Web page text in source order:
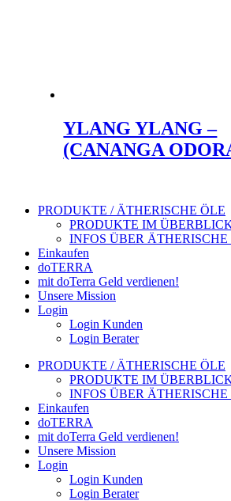
YLANG YLANG –
(CANANGA
PRODUKTE / ÄTHERISCHE ÖLE
PRODUKTE IM
INFOS ÜBER ÄTHERISCHE
Einkaufen
doTERRA
mit doTerra Geld verdienen!
Unsere Mission
Login
Login Kunden
Login Berater
PRODUKTE / ÄTHERISCHE ÖLE
PRODUKTE IM
INFOS ÜBER ÄTHERISCHE
Einkaufen
doTERRA
mit doTerra Geld verdienen!
Unsere Mission
Login
Login Kunden
Login Berater